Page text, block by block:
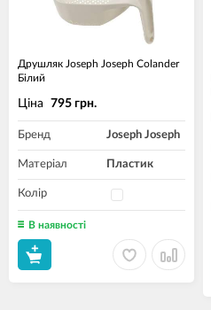
Друшляк Joseph Joseph Colander
Білий
Ціна 795 грн.
Бренд Joseph Joseph
Матеріал Пластик
Колір
В наявності